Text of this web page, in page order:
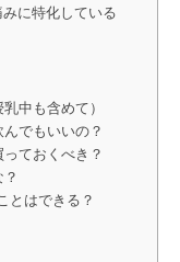
に特化している
中も含めて）
でもいいの？
ておくべき？
とはできる？